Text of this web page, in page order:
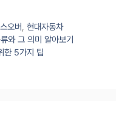
오버 ,현대자동차
와 그 의미 알아보기
한 5가지 팁